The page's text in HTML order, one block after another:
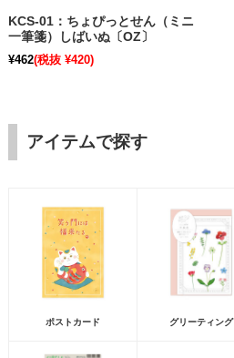
KCS-01：ちょぴっとせん（ミニ
一筆箋）しばいぬ〔OZ〕
¥462(税抜 ¥420)
アイテムで探す
ポストカード グリーティング